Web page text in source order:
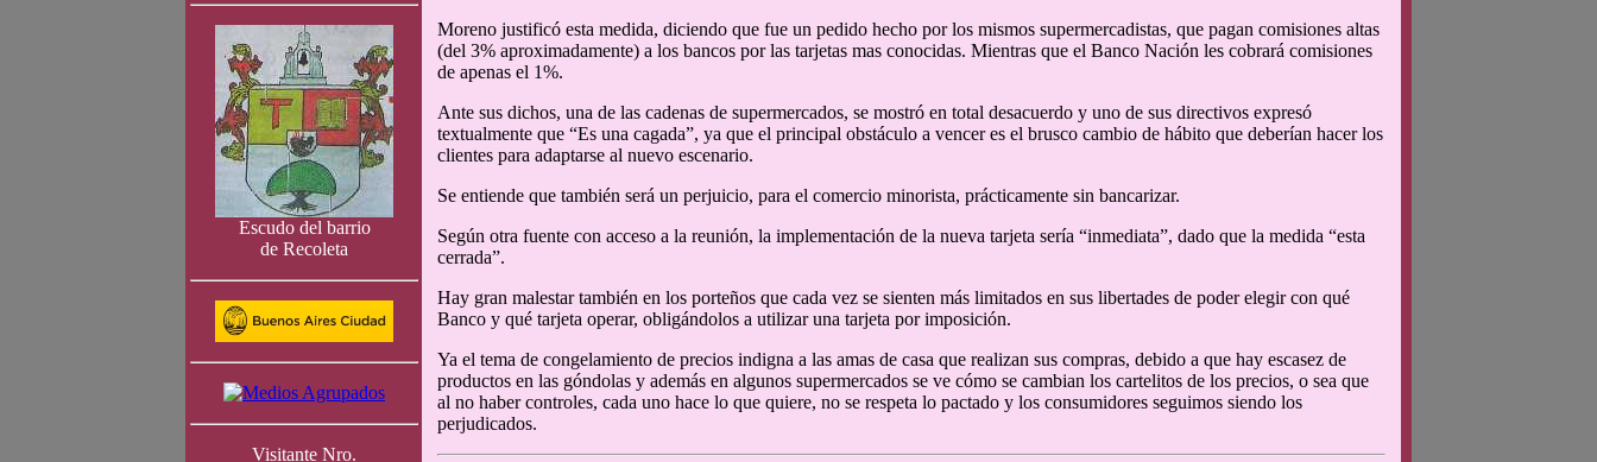
Escudo del barrio
de Recoleta
Visitante Nro.
Moreno justificó esta medida, diciendo que fue un pedido hecho por los mismos supermercadistas, que pagan comisiones altas
(del 3% aproximadamente) a los bancos por las tarjetas mas conocidas. Mientras que el Banco Nación les cobrará comisiones
de apenas el 1%.
Ante sus dichos, una de las cadenas de supermercados, se mostró en total desacuerdo y uno de sus directivos expresó
textualmente que “Es una cagada”, ya que el principal obstáculo a vencer es el brusco cambio de hábito que deberían hacer los
clientes para adaptarse al nuevo escenario.
Se entiende que también será un perjuicio, para el comercio minorista, prácticamente sin bancarizar.
Según otra fuente con acceso a la reunión, la implementación de la nueva tarjeta sería “inmediata”, dado que la medida “esta
cerrada”.
Hay gran malestar también en los porteños que cada vez se sienten más limitados en sus libertades de poder elegir con qué
Banco y qué tarjeta operar, obligándolos a utilizar una tarjeta por imposición.
Ya el tema de congelamiento de precios indigna a las amas de casa que realizan sus compras, debido a que hay escasez de
productos en las góndolas y además en algunos supermercados se ve cómo se cambian los cartelitos de los precios, o sea que
al no haber controles, cada uno hace lo que quiere, no se respeta lo pactado y los consumidores seguimos siendo los
perjudicados.